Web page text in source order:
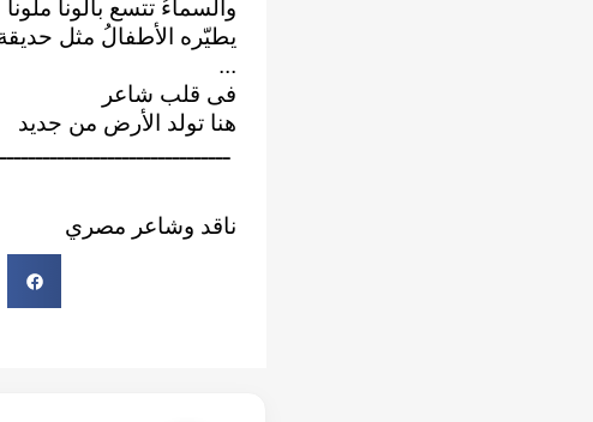
والسماءُ تتسع بالوناً ملوناً
يطيّره الأطفالُ مثل
...
فى قلب شاعر
هنا تولد الأرض من جديد
ناقد وشاعر مصري